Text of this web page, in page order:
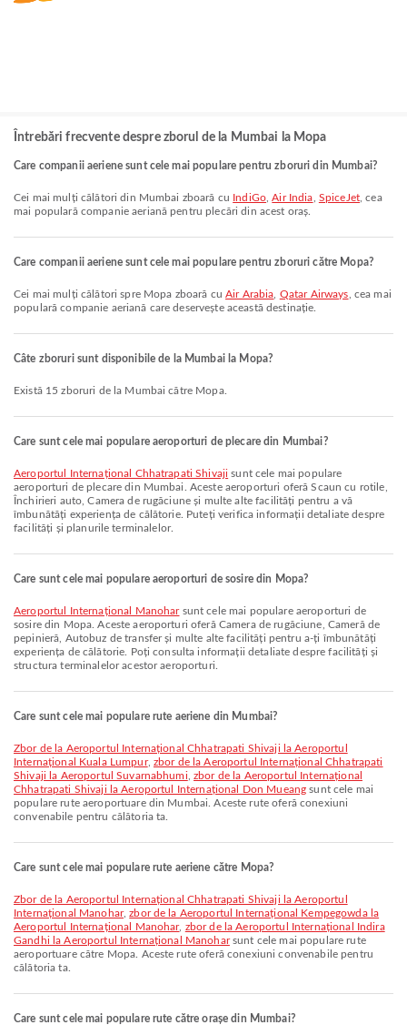
Întrebări frecvente despre zborul de la Mumbai la Mopa
Care companii aeriene sunt cele mai populare pentru zboruri din Mumbai?
Cei mai mulți călători din Mumbai zboară cu IndiGo ,Air India SpiceJet, cea
mai populară companie aeriană pentru plecări din acest oraș.
Care companii aeriene sunt cele mai populare pentru zboruri către Mopa?
Cei mai mulți călători spre Mopa zboară cuAir Arabia Qatar Airways , cea mai
populară companie aeriană care deservește această destinație.
Câte zboruri sunt disponibile de la Mumbai la Mopa?
Există 15 zboruri de la Mumbai către Mopa.
Care sunt cele mai populare aeroporturi de plecare din Mumbai?
Aeroportul Internațional Chhatrapati Shivaji sunt cele mai populare
aeroporturi de plecare din Mumbai. Aceste aeroporturi oferă Scaun cu rotile,
Închirieri auto, Camera de rugăciune și multe alte facilități pentru a vă
îmbunătăți experiența de călătorie. Puteți verifica informații detaliate despre
facilități și planurile terminalelor.
Care sunt cele mai populare aeroporturi de sosire din Mopa?
Aeroportul Internațional Manoharsunt cele mai populare aeroporturi de
sosire din Mopa. Aceste aeroporturi oferă Camera de rugăciune, Cameră de
pepinieră, Autobuz de transfer și multe alte facilități pentru a-ți îmbunătăți
experiența de călătorie. Poți consulta informații detaliate despre facilități și
structura terminalelor acestor aeroporturi.
Care sunt cele mai populare rute aeriene din Mumbai?
zbor de la Aeroportul Internațional Chhatrapati Shivaji la Aeroportul
Internațional Kuala Lumpur, zbor de la Aeroportul Internațional Chhatrapati
Shivaji la Aeroportul Suvarnabhumi ,zbor de la Aeroportul Internațional
Chhatrapati Shivaji la Aeroportul Internațional Don Mueang sunt cele mai
populare rute aeroportuare din Mumbai. Aceste rute oferă conexiuni
convenabile pentru călătoria ta.
Care sunt cele mai populare rute aeriene către Mopa?
zbor de la Aeroportul Internațional Chhatrapati Shivaji la Aeroportul
Internațional Manohar,zbor de la Aeroportul Internațional Kempegowda la
Aeroportul Internațional Manohar, zbor de la Aeroportul Internațional Indira
Gandhi la Aeroportul Internațional Manoharsunt cele mai populare rute
aeroportuare către Mopa. Aceste rute oferă conexiuni convenabile pentru
călătoria ta.
Care sunt cele mai populare rute către orașe din Mumbai?